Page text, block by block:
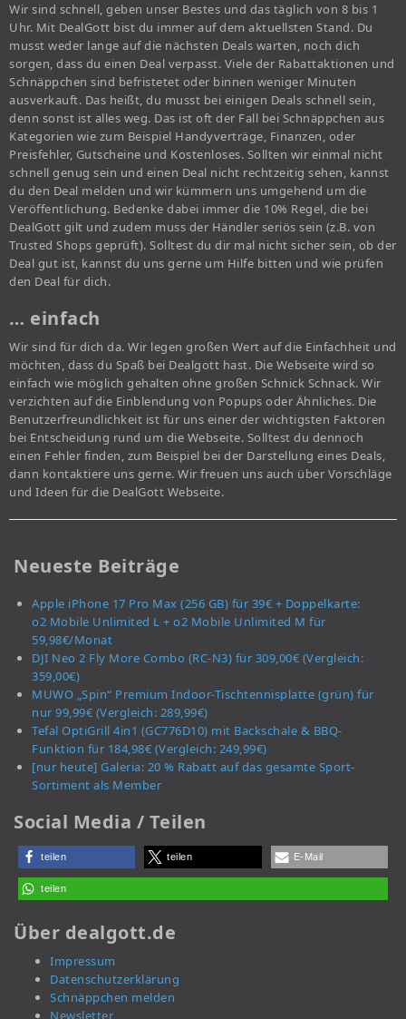
Wir sind schnell, geben unser Bestes und das täglich von 8 bis 1
Uhr. Mit DealGott bist du immer auf dem aktuellsten Stand. Du
musst weder lange auf die nächsten Deals warten, noch dich
sorgen, dass du einen Deal verpasst. Viele der Rabattaktionen und
Schnäppchen sind befristetet oder binnen weniger Minuten
ausverkauft. Das heißt, du musst bei einigen Deals schnell sein,
denn sonst ist alles weg. Das ist oft der Fall bei Schnäppchen aus
Kategorien wie zum Beispiel Handyverträge, Finanzen, oder
Preisfehler, Gutscheine und Kostenloses. Sollten wir einmal nicht
schnell genug sein und einen Deal nicht rechtzeitig sehen, kannst
du den Deal melden und wir kümmern uns umgehend um die
Veröffentlichung. Bedenke dabei immer die 10% Regel, die bei
DealGott gilt und zudem muss der Händler seriös sein (z.B. von
Trusted Shops geprüft). Solltest du dir mal nicht sicher sein, ob der
Deal gut ist, kannst du uns gerne um Hilfe bitten und wie prüfen
den Deal für dich.
… einfach
Wir sind für dich da. Wir legen großen Wert auf die Einfachheit und
möchten, dass du Spaß bei Dealgott hast. Die Webseite wird so
einfach wie möglich gehalten ohne großen Schnick Schnack. Wir
verzichten auf die Einblendung von Popups oder Ähnliches. Die
Benutzerfreundlichkeit ist für uns einer der wichtigsten Faktoren
bei Entscheidung rund um die Webseite. Solltest du dennoch
einen Fehler finden, zum Beispiel bei der Darstellung eines Deals,
dann kontaktiere uns gerne. Wir freuen uns auch über Vorschläge
und Ideen für die DealGott Webseite.
Neueste Beiträge
Apple iPhone 17 Pro Max (256 GB) für 39€ + Doppelkarte:
o2 Mobile Unlimited L + o2 Mobile Unlimited M für
59,98€/Monat
DJI Neo 2 Fly More Combo (RC-N3) für 309,00€ (Vergleich:
359,00€)
MUWO „Spin“ Premium Indoor-Tischtennisplatte (grün) für
nur 99,99€ (Vergleich: 289,99€)
Tefal OptiGrill 4in1 (GC776D10) mit Backschale & BBQ-
Funktion für 184,98€ (Vergleich: 249,99€)
[nur heute] Galeria: 20 % Rabatt auf das gesamte Sport-
Sortiment als Member
Social Media / Teilen
teilen teilen E-Mail
teilen
Über dealgott.de
Impressum
Datenschutzerklärung
Schnäppchen melden
Newsletter